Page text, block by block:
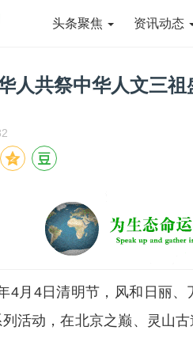
头条聚焦 资讯动态
人共祭中华人文三
4月4日清明节，风和日丽
活动，在北京之巅、灵山